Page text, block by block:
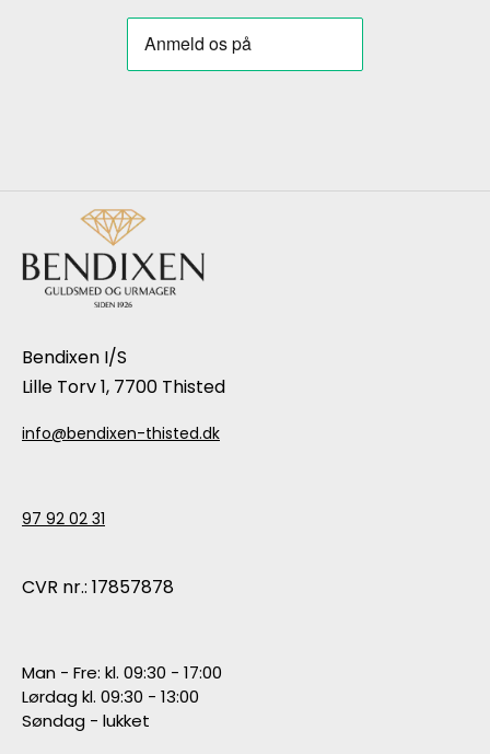
Bendixen I/S
Lille Torv 1, 7700 Thisted
info@bendixen-thisted.dk
97 92 02 31
CVR nr.: 17857878
Man - Fre: kl. 09:30 - 17:00
Lørdag kl. 09:30 - 13:00
Søndag - lukket